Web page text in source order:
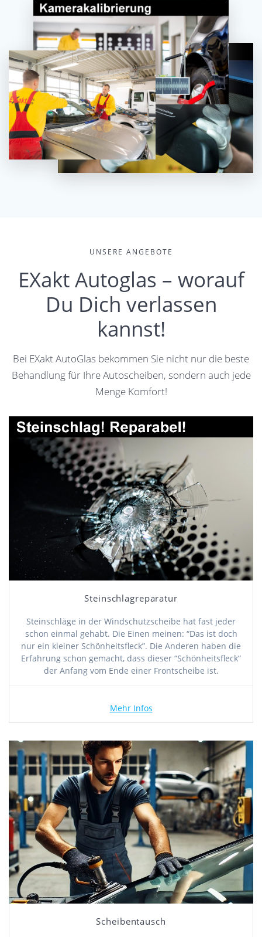
UNSERE ANGEBOTE
EXakt Autoglas – worauf
Du Dich verlassen
kannst!
Bei EXakt AutoGlas bekommen Sie nicht nur die beste
Behandlung für Ihre Autoscheiben, sondern auch jede
Menge Komfort!
Steinschlagreparatur
Steinschläge in der Windschutzscheibe hat fast jeder
schon einmal gehabt. Die Einen meinen: “Das ist doch
nur ein kleiner Schönheitsfleck”. Die Anderen haben die
Erfahrung schon gemacht, dass dieser “Schönheitsfleck”
der Anfang vom Ende einer Frontscheibe ist.
Mehr Infos
Scheibentausch